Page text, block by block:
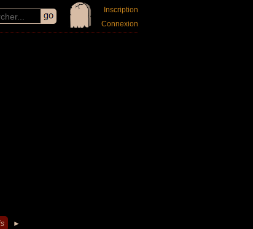
Inscription
Connexion
►